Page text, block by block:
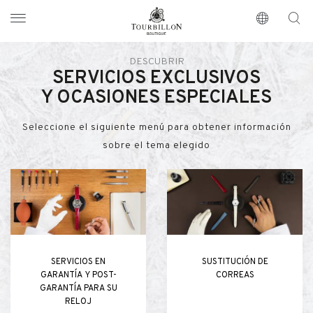
https://www.tourbillon.com/es
DESCUBRIR
SERVICIOS EXCLUSIVOS
Y OCASIONES ESPECIALES
Seleccione el siguiente menú para obtener información
sobre el tema elegido
SERVICIOS EN
GARANTÍA Y POST-
GARANTÍA PARA SU
RELOJ
SUSTITUCIÓN DE
CORREAS